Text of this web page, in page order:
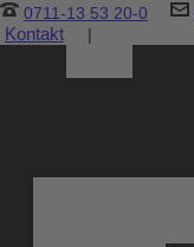
0711-13 53 20-0
Kontakt |